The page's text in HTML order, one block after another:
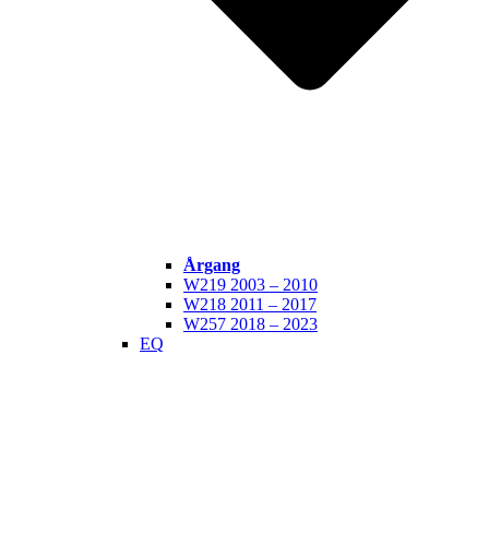
Årgang
W219 2003 – 2010
W218 2011 – 2017
W257 2018 – 2023
EQ